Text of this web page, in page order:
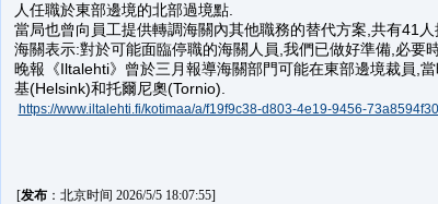
人任職於東部邊境的北部過境點.
當局也曾向員工提供轉調海關內其他職務的替代方案,共有41人
海關表示:對於可能面臨停職的海關人員,我們已做好準備,必要
晚報《Iltalehti》曾於三月報導海關部門可能在東部邊境裁員,
基(Helsink)和托爾尼奧(Tornio).
https://www.iltalehti.fi/kotimaa/a/f19f9c38-d803-4e19-9456-
[发布：北京时间 2026/5/5 18:07:55]